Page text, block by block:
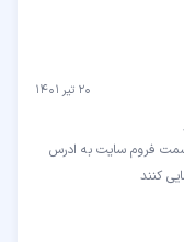
۲۰ تیر ۱۴۰۱
فروم سایت به ادرس